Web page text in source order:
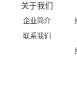
关于我们
企业简介
联系我们